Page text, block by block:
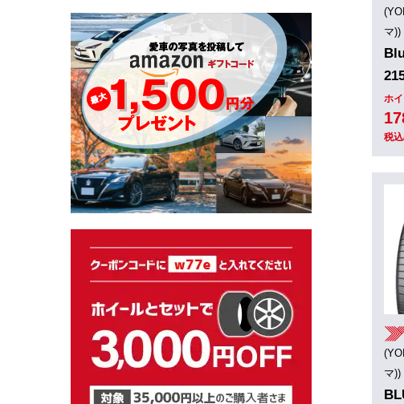
マ))
ホ
税
マ))